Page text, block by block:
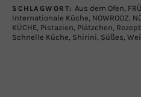
SCHLAGWORT: Aus dem Ofen
Internationale Küche NOWROOZ
KÜCHE Pistazien Plätzchen
Schnelle Küche Shirini Süßes